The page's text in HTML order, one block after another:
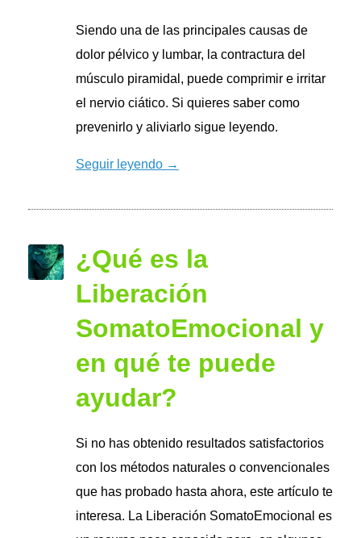
Siendo una de las principales causas de
dolor pélvico y lumbar, la contractura del
músculo piramidal, puede comprimir e irritar
el nervio ciático. Si quieres saber como
prevenirlo y aliviarlo sigue leyendo.
Seguir leyendo →
¿Qué es la
Liberación
SomatoEmocional y
en qué te puede
ayudar?
Si no has obtenido resultados satisfactorios
con los métodos naturales o convencionales
que has probado hasta ahora, este artículo te
interesa. La Liberación SomatoEmocional es